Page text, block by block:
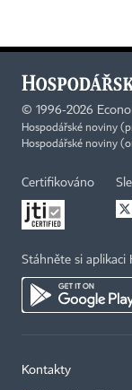
© 1996-2026
Hospodářské noviny
Hospodářské noviny
Certifikováno
Stáhněte si aplikaci
Kontakty